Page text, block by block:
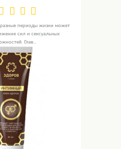
периоды жизни может
сил и сексуальных
Глав...